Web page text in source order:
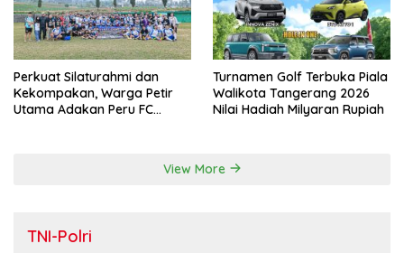
Perkuat Silaturahmi dan
Kekompakan, Warga Petir
Utama Adakan Peru FC
Turnamen Golf Terbuka Piala
Walikota Tangerang 2026
Nilai Hadiah Milyaran Rupiah
View More
TNI-Polri